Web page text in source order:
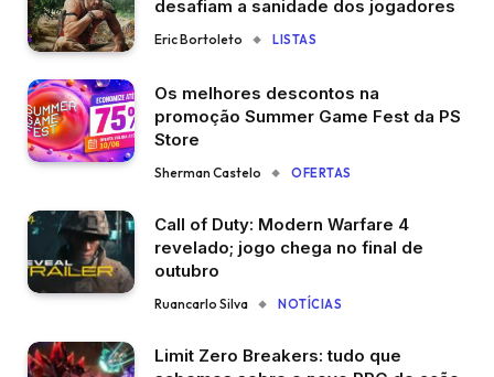
desafiam a sanidade dos jogadores
Eric Bortoleto LISTAS
Os melhores descontos na
promoção Summer Game Fest da PS
Store
Sherman Castelo OFERTAS
Call of Duty: Modern Warfare 4
revelado; jogo chega no final de
outubro
Ruancarlo Silva NOTÍCIAS
Limit Zero Breakers: tudo que